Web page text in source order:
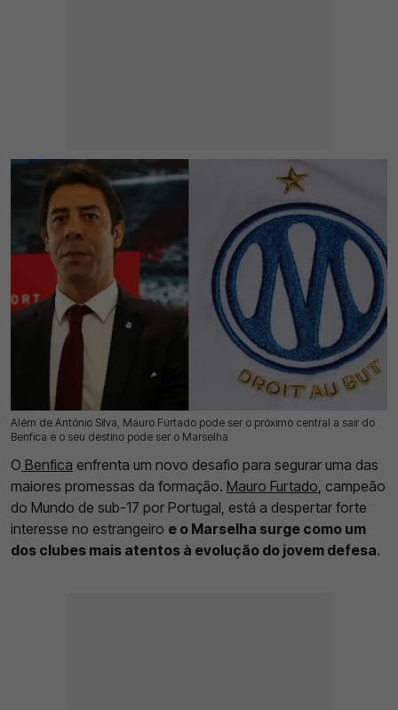
Além de António Silva, Mauro Furtado pode ser o próximo central a sair do
Benfica e o seu destino pode ser o Marselha
16 Jul 2026 | 17:31 | 0
O Benfica enfrenta um novo desafio para segurar uma das
maiores promessas da formação. Mauro Furtado , campeão
do Mundo de sub-17 por Portugal, está a despertar forte
interesse no estrangeiro e o Marselha surge como um
dos clubes mais atentos à evolução do jovem defesa.